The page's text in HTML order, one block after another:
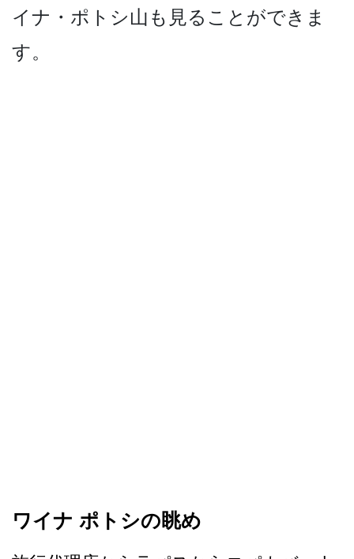
イナ・ポトシ山も見ることができま
す。
ワイナ ポトシの眺め